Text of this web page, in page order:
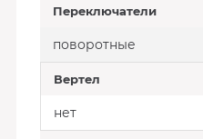
Переключатели
поворотные
Вертел
нет